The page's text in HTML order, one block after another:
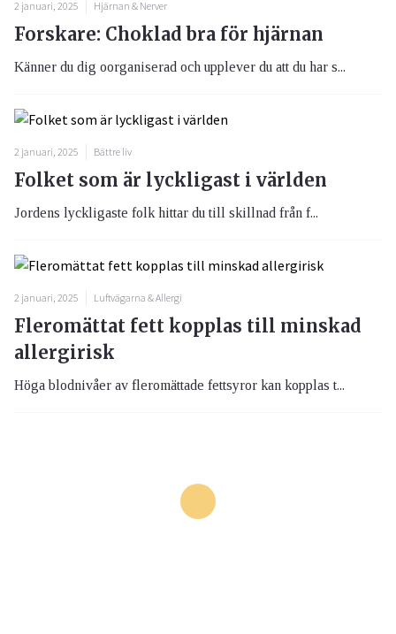
2 januari, 2025 Hjärnan & Nerver
Forskare: Choklad bra för hjärnan
Känner du dig oorganiserad och upplever du att du har s...
2 januari, 2025 Bättre liv
Folket som är lyckligast i världen
Jordens lyckligaste folk hittar du till skillnad från f...
2 januari, 2025 Luftvägarna & Allergi
Fleromättat fett kopplas till minskad
allergirisk
Höga blodnivåer av fleromättade fettsyror kan kopplas t...